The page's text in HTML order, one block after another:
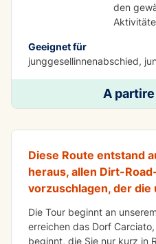
den
Geeignet für
junggesellinnenabschied,
A
All Mountain Tour Val
Diese Route entstand
heraus, allen Dirt-
vorzuschlagen, der
Die Tour beginnt an
erreichen das Dorf
beginnt, die Sie nur kurz in